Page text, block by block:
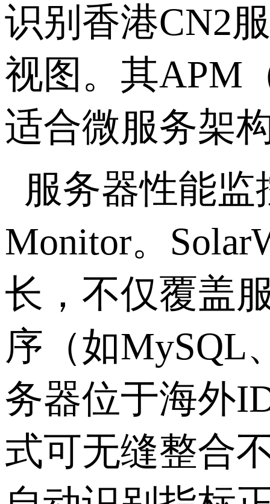
识别香港CN2
视图。其APM
适合微服务架
服务器性能监
Monitor。
长，不仅覆盖
序（如MySQL
务器位于海外
式可无缝整合